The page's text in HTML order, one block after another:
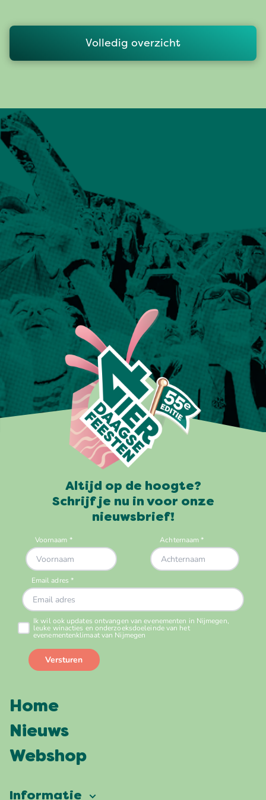
Volledig overzicht
Altijd op de hoogte?
Schrijf je nu in voor onze
nieuwsbrief!
Home
Nieuws
Webshop
Informatie